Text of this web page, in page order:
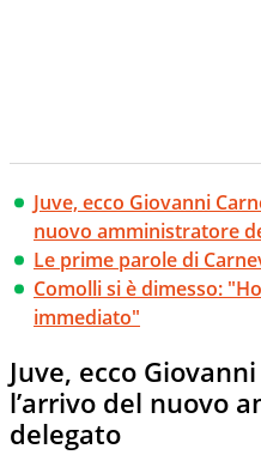
Juve, ecco Giovanni
nuovo amministratore
Le prime parole di
Comolli si è dimesso:
immediato"
Juve, ecco
l’arrivo del nuovo
delegato